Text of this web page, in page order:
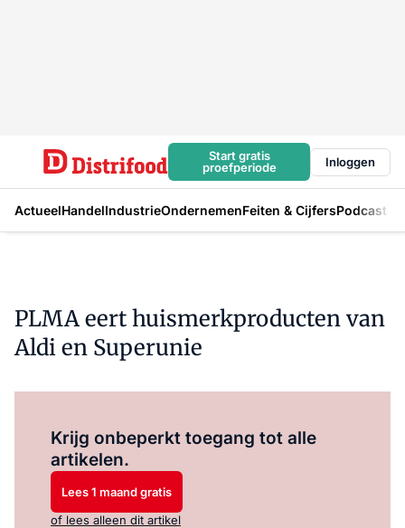
Start gratis
proefperiode
Inloggen
ActueelHandelIndustrieOndernemenFeiten & CijfersPodcast
PLMA eert huismerkproducten van
Aldi en Superunie
Krijg onbeperkt toegang tot alle
artikelen.
Lees 1 maand gratis
of lees alleen dit artikel